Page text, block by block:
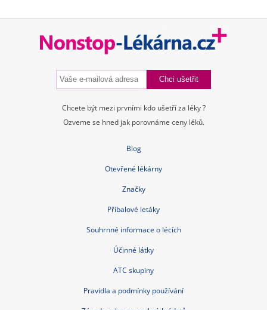
Zásady ochrany osobních údajů
Blog
Příčiny a léčba průjmu
Czech Republic nonstop-lekarna.cz